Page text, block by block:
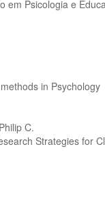
em Psicologia e
in Psychology
C.
Strategies for